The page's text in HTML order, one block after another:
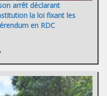
arrêt déclarant
la loi fixant les
en RDC